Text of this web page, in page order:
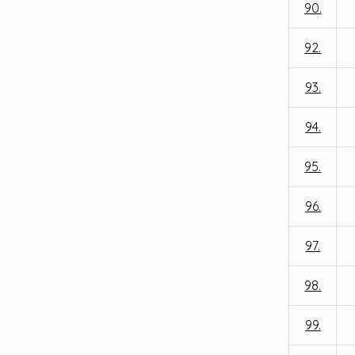
90.
92.
93.
94.
95.
96.
97.
98.
99.